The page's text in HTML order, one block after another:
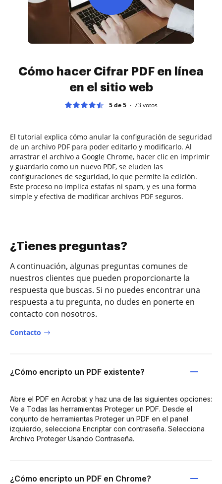
Cómo hacer Cifrar PDF en línea
en el sitio web
5 de 5 73votos
El tutorial explica cómo anular la configuración de seguridad
de un archivo PDF para poder editarlo y modificarlo. Al
arrastrar el archivo a Google Chrome, hacer clic en imprimir
y guardarlo como un nuevo PDF, se eluden las
configuraciones de seguridad, lo que permite la edición.
Este proceso no implica estafas ni spam, y es una forma
simple y efectiva de modificar archivos PDF seguros.
¿Tienes preguntas?
A continuación, algunas preguntas comunes de
nuestros clientes que pueden proporcionarte la
respuesta que buscas. Si no puedes encontrar una
respuesta a tu pregunta, no dudes en ponerte en
contacto con nosotros.
Contacto
¿Cómo encripto un PDF existente?
Abre el PDF en Acrobat y haz una de las siguientes opciones:
Ve a Todas las herramientas Proteger un PDF. Desde el
conjunto de herramientas Proteger un PDF en el panel
izquierdo, selecciona Encriptar con contraseña. Selecciona
Archivo Proteger Usando Contraseña.
¿Cómo encripto un PDF en Chrome?